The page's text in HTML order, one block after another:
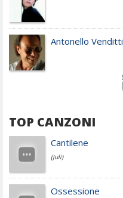
Antonello Venditti
Achille Lauro
Cesare Cremonini
TOP CANZONI
Cantilene
(Juli)
Ossessione